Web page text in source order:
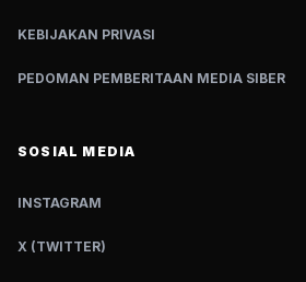
KEBIJAKAN PRIVASI
PEDOMAN PEMBERITAAN MEDIA SIBER
SOSIAL MEDIA
INSTAGRAM
X (TWITTER)